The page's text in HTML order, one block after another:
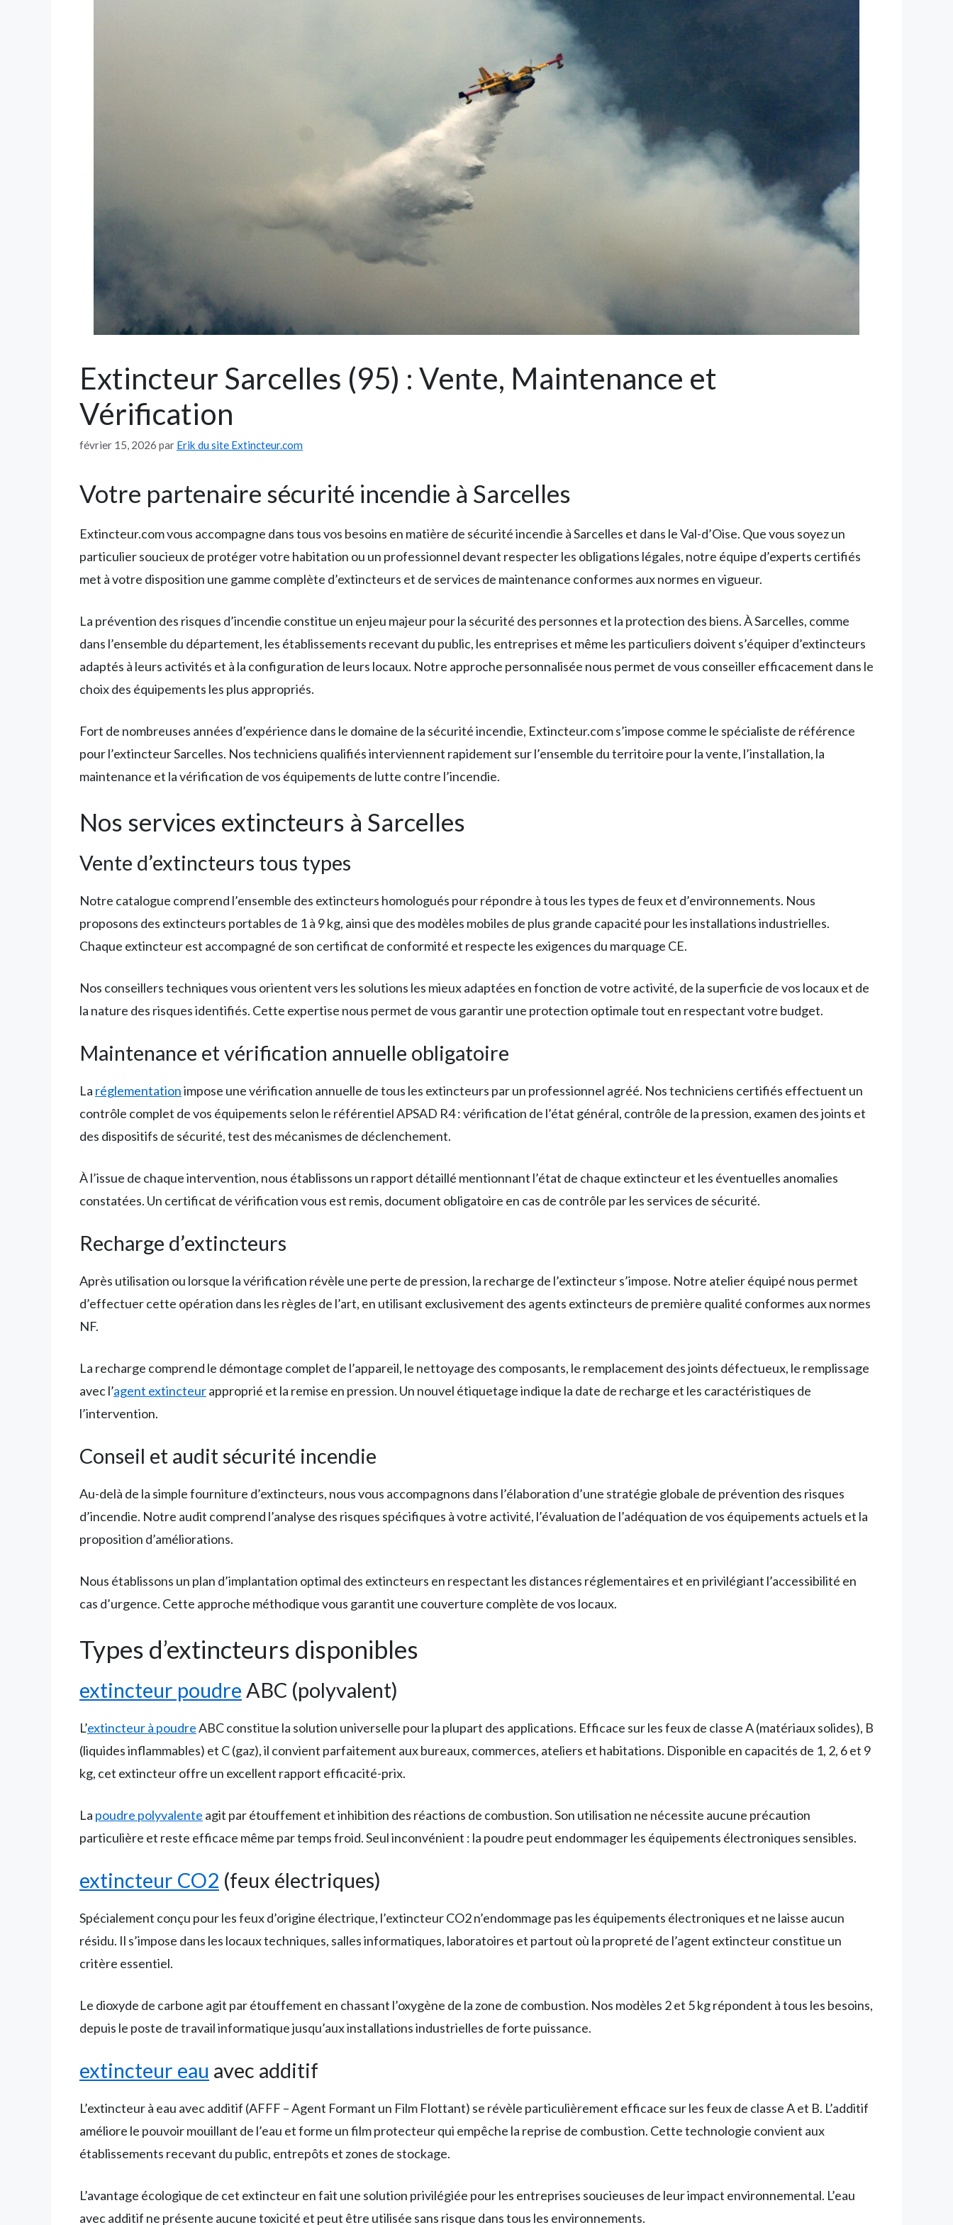
Extincteur Sarcelles (95) : Vente, Maintenance et
Vérification
février 15, 2026 par Erik du site Extincteur.com
Votre partenaire sécurité incendie à Sarcelles
Extincteur.com vous accompagne dans tous vos besoins en matière de sécurité incendie à Sarcelles et dans le Val-d’Oise. Que vous soyez un
particulier soucieux de protéger votre habitation ou un professionnel devant respecter les obligations légales, notre équipe d’experts certifiés
met à votre disposition une gamme complète d’extincteurs et de services de maintenance conformes aux normes en vigueur.
La prévention des risques d’incendie constitue un enjeu majeur pour la sécurité des personnes et la protection des biens. À Sarcelles, comme
dans l’ensemble du département, les établissements recevant du public, les entreprises et même les particuliers doivent s’équiper d’extincteurs
adaptés à leurs activités et à la configuration de leurs locaux. Notre approche personnalisée nous permet de vous conseiller efficacement dans le
choix des équipements les plus appropriés.
Fort de nombreuses années d’expérience dans le domaine de la sécurité incendie, Extincteur.com s’impose comme le spécialiste de référence
pour l’extincteur Sarcelles. Nos techniciens qualifiés interviennent rapidement sur l’ensemble du territoire pour la vente, l’installation, la
maintenance et la vérification de vos équipements de lutte contre l’incendie.
Nos services extincteurs à Sarcelles
Vente d’extincteurs tous types
Notre catalogue comprend l’ensemble des extincteurs homologués pour répondre à tous les types de feux et d’environnements. Nous
proposons des extincteurs portables de 1 à 9 kg, ainsi que des modèles mobiles de plus grande capacité pour les installations industrielles.
Chaque extincteur est accompagné de son certificat de conformité et respecte les exigences du marquage CE.
Nos conseillers techniques vous orientent vers les solutions les mieux adaptées en fonction de votre activité, de la superficie de vos locaux et de
la nature des risques identifiés. Cette expertise nous permet de vous garantir une protection optimale tout en respectant votre budget.
Maintenance et vérification annuelle obligatoire
La réglementationimpose une vérification annuelle de tous les extincteurs par un professionnel agréé. Nos techniciens certifiés effectuent un
contrôle complet de vos équipements selon le référentiel APSAD R4 : vérification de l’état général, contrôle de la pression, examen des joints et
des dispositifs de sécurité, test des mécanismes de déclenchement.
À l’issue de chaque intervention, nous établissons un rapport détaillé mentionnant l’état de chaque extincteur et les éventuelles anomalies
constatées. Un certificat de vérification vous est remis, document obligatoire en cas de contrôle par les services de sécurité.
Recharge d’extincteurs
Après utilisation ou lorsque la vérification révèle une perte de pression, la recharge de l’extincteur s’impose. Notre atelier équipé nous permet
d’effectuer cette opération dans les règles de l’art, en utilisant exclusivement des agents extincteurs de première qualité conformes aux normes
NF.
La recharge comprend le démontage complet de l’appareil, le nettoyage des composants, le remplacement des joints défectueux, le remplissage
avec l’agent extincteurapproprié et la remise en pression. Un nouvel étiquetage indique la date de recharge et les caractéristiques de
l’intervention.
Conseil et audit sécurité incendie
Au-delà de la simple fourniture d’extincteurs, nous vous accompagnons dans l’élaboration d’une stratégie globale de prévention des risques
d’incendie. Notre audit comprend l’analyse des risques spécifiques à votre activité, l’évaluation de l’adéquation de vos équipements actuels et la
proposition d’améliorations.
Nous établissons un plan d’implantation optimal des extincteurs en respectant les distances réglementaires et en privilégiant l’accessibilité en
cas d’urgence. Cette approche méthodique vous garantit une couverture complète de vos locaux.
Types d’extincteurs disponibles
extincteur poudre ABC (polyvalent)
L’extincteur à poudreABC constitue la solution universelle pour la plupart des applications. Efficace sur les feux de classe A (matériaux solides), B
(liquides inflammables) et C (gaz), il convient parfaitement aux bureaux, commerces, ateliers et habitations. Disponible en capacités de 1, 2, 6 et 9
kg, cet extincteur offre un excellent rapport efficacité-prix.
La poudre polyvalente agit par étouffement et inhibition des réactions de combustion. Son utilisation ne nécessite aucune précaution
particulière et reste efficace même par temps froid. Seul inconvénient : la poudre peut endommager les équipements électroniques sensibles.
extincteur CO2 (feux électriques)
Spécialement conçu pour les feux d’origine électrique, l’extincteur CO2 n’endommage pas les équipements électroniques et ne laisse aucun
résidu. Il s’impose dans les locaux techniques, salles informatiques, laboratoires et partout où la propreté de l’agent extincteur constitue un
critère essentiel.
Le dioxyde de carbone agit par étouffement en chassant l’oxygène de la zone de combustion. Nos modèles 2 et 5 kg répondent à tous les besoins,
depuis le poste de travail informatique jusqu’aux installations industrielles de forte puissance.
extincteur eau avec additif
L’extincteur à eau avec additif (AFFF – Agent Formant un Film Flottant) se révèle particulièrement efficace sur les feux de classe A et B. L’additif
améliore le pouvoir mouillant de l’eau et forme un film protecteur qui empêche la reprise de combustion. Cette technologie convient aux
établissements recevant du public, entrepôts et zones de stockage.
L’avantage écologique de cet extincteur en fait une solution privilégiée pour les entreprises soucieuses de leur impact environnemental. L’eau
avec additif ne présente aucune toxicité et peut être utilisée sans risque dans tous les environnements.